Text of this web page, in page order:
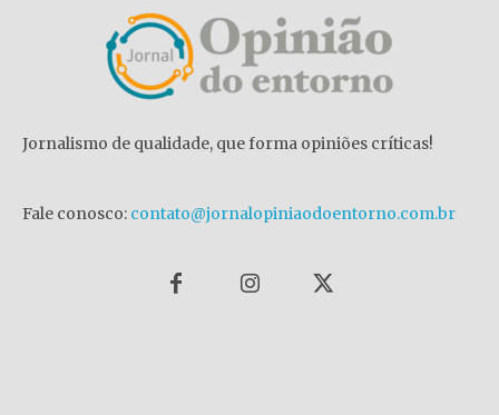
Jornalismo de qualidade, que forma opiniões críticas!
Fale conosco: contato@jornalopiniaodoentorno.com.br